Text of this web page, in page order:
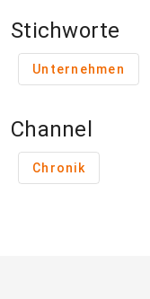
Stichworte
Unternehmen
Channel
Chronik